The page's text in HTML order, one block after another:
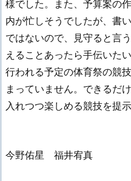
様でした。また、予算案の
内が忙しそうでしたが、書
ではないので、見守ると言
えることあったら手伝い
行われる予定の体育祭の競
まっていません。できるだ
入れつつ楽しめる競技を提
今野佑星 福井宥真